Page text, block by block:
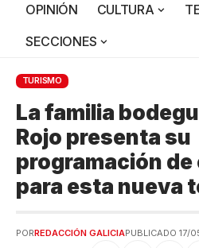
OPINIÓN
CULTURA
SECCIONES
TURISMO
La familia
Rojo presenta su
programación
para esta nueva
PORREDACCIÓN GALICIAPUBLICADO